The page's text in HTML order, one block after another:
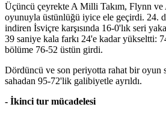
Üçüncü çeyrekte A Milli Takım, Flynn ve
oyunuyla üstünlüğü iyice ele geçirdi. 24.
indiren İsviçre karşısında 16-0'lık seri
39 saniye kala farkı 24'e kadar yükseltti:
bölüme 76-52 üstün girdi.
Dördüncü ve son periyotta rahat bir oyun
sahadan 95-72'lik galibiyetle ayrıldı.
- İkinci tur mücadelesi